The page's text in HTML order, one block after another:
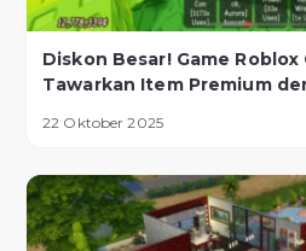
Diskon Besar! Game Roblox
Tawarkan Item Premium
22 Oktober 2025